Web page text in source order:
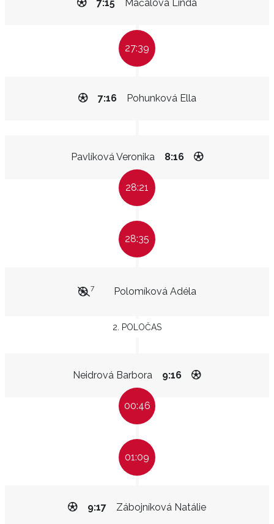
Máčalová Linda
7:15
27:39
Pohunková Ella
7:16
Pavlíková Veronika 8:16
28:21
28:35
Polomíková Adéla
7
2. POLOČAS
Neidrová Barbora 9:16
00:46
01:09
Zábojníková Natálie
9:17